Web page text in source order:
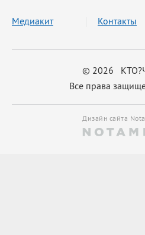
© 2026
Все права
Медиакит Контакты
Дизайн сайта